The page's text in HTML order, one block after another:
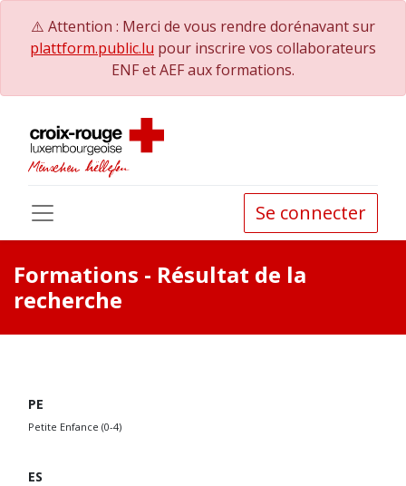
⚠️ Attention : Merci de vous rendre dorénavant sur
plattform.public.lu pour inscrire vos collaborateurs
ENF et AEF aux formations.
Se connecter
Formations - Résultat de la
recherche
PE
Petite Enfance (0-4)
ES